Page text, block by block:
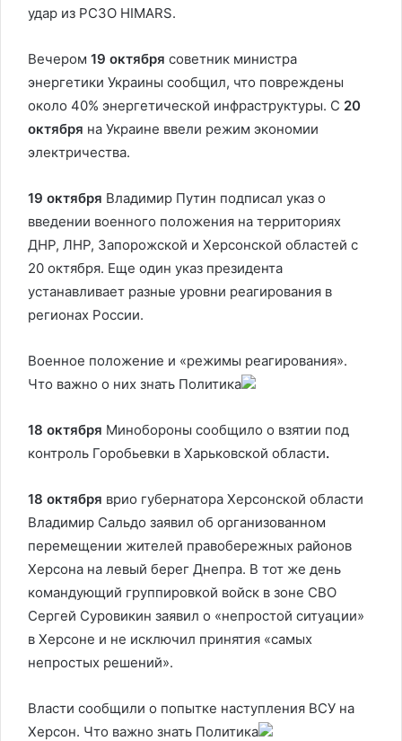
удар из РСЗО HIMARS.
Вечером 19 октября советник министра
энергетики Украины сообщил, что повреждены
около 40% энергетической инфраструктуры. С 20
октября на Украине ввели режим экономии
электричества.
19 октября Владимир Путин подписал указ о
введении военного положения на территориях
ДНР, ЛНР, Запорожской и Херсонской областей с
20 октября. Еще один указ президента
устанавливает разные уровни реагирования в
регионах России.
Военное положение и «режимы реагирования».
Что важно о них знать Политика
18 октября Минобороны сообщило о взятии под
контроль Горобьевки в Харьковской области.
18 октября врио губернатора Херсонской области
Владимир Сальдо заявил об организованном
перемещении жителей правобережных районов
Херсона на левый берег Днепра. В тот же день
командующий группировкой войск в зоне СВО
Сергей Суровикин заявил о «непростой ситуации»
в Херсоне и не исключил принятия «самых
непростых решений».
Власти сообщили о попытке наступления ВСУ на
Херсон. Что важно знать Политика